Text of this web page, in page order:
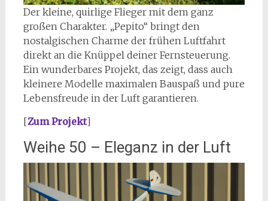
Der kleine, quirlige Flieger mit dem ganz
großen Charakter. „Pepito“ bringt den
nostalgischen Charme der frühen Luftfahrt
direkt an die Knüppel deiner Fernsteuerung.
Ein wunderbares Projekt, das zeigt, dass auch
kleinere Modelle maximalen Bauspaß und pure
Lebensfreude in der Luft garantieren.
[Zum Projekt]
Weihe 50 – Eleganz in der Luft